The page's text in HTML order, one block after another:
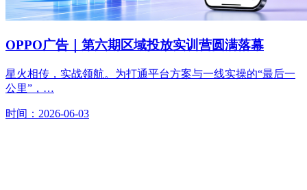
OPPO广告｜第六期区域投放实训营圆满落幕
星火相传，实战领航。为打通平台方案与一线实操的“最后一
公里”，…
时间：2026-06-03